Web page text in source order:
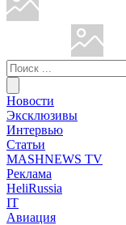
Новости
Эксклюзивы
Интервью
Статьи
MASHNEWS TV
Реклама
HeliRussia
IT
Авиация